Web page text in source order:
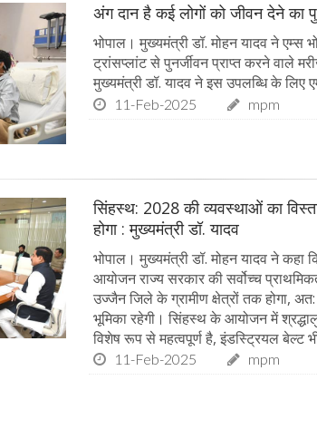
अंग दान है कई लोगों को जीवन देने का
भोपाल। मुख्यमंत्री डॉ. मोहन यादव ने एम्स
ट्रांसप्लांट से पुनर्जीवन प्राप्त करने वाले
मुख्यमंत्री डॉ. यादव ने इस उपलब्धि के लिए
11-Feb-2025 mpm
सिंहस्थ: 2028 की व्यवस्थाओं का
होगा : मुख्यमंत्री डॉ. यादव
भोपाल। मुख्यमंत्री डॉ. मोहन यादव ने
आयोजन राज्य सरकार की सर्वोच्च
उज्जैन जिले के ग्रामीण क्षेत्रों तक होगा,
भूमिका रहेगी। सिंहस्थ के आयोजन में
विशेष रूप से महत्वपूर्ण है, इंडस्ट्रियल बेल्ट भी
11-Feb-2025 mpm